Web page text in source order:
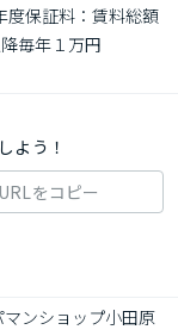
度保証料：賃料総額
毎年１万円
よう！
URLをコピー
ンショップ小田原